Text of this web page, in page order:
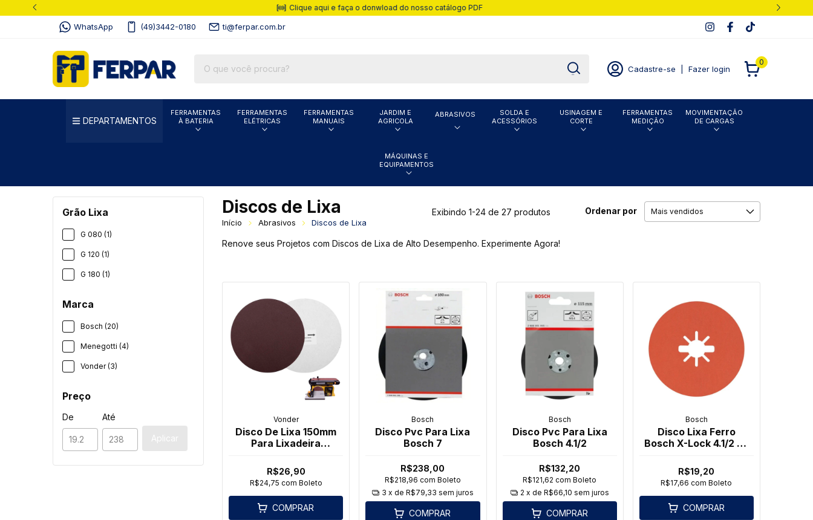
Parcelas em até 10x
WhatsApp (49)3442-0180 ti@ferpar.com.br
Cadastre-se Fazer login
0
DEPARTAMENTOS
FERRAMENTAS
À BATERIA
FERRAMENTAS
ELÉTRICAS
FERRAMENTAS
MANUAIS
JARDIM E
AGRICOLA
ABRASIVOS
SOLDA E
ACESSÓRIOS
USINAGEM E
CORTE
FERRAMENTAS
MEDIÇÃO
MOVIMENTAÇÃO
DE CARGAS
MÁQUINAS E
EQUIPAMENTOS
Grão Lixa
G 080 (1)
G 120 (1)
G 180 (1)
Marca
Bosch (20)
Menegotti (4)
Vonder (3)
Preço
De Até
Aplicar
Discos de Lixa
Início Abrasivos Discos de Lixa
Exibindo 1-24 de 27 produtos Ordenar por
Renove seus Projetos com Discos de Lixa de Alto Desempenho. Experimente Agora!
Vonder
Disco De Lixa 150mm
Para Lixadeira
R$26,90
R$24,75 com Boleto
COMPRAR
Bosch
Disco Pvc Para Lixa
Bosch 7
R$238,00
R$218,96 com Boleto
3 x de R$79,33 sem juros
COMPRAR
Bosch
Disco Pvc Para Lixa
Bosch 4.1/2
R$132,20
R$121,62com Boleto
2 x de R$66,10 sem juros
COMPRAR
Bosch
Disco Lixa Ferro
Bosch X-Lock 4.1/2 G-
R$19,20
R$17,66com Boleto
COMPRAR